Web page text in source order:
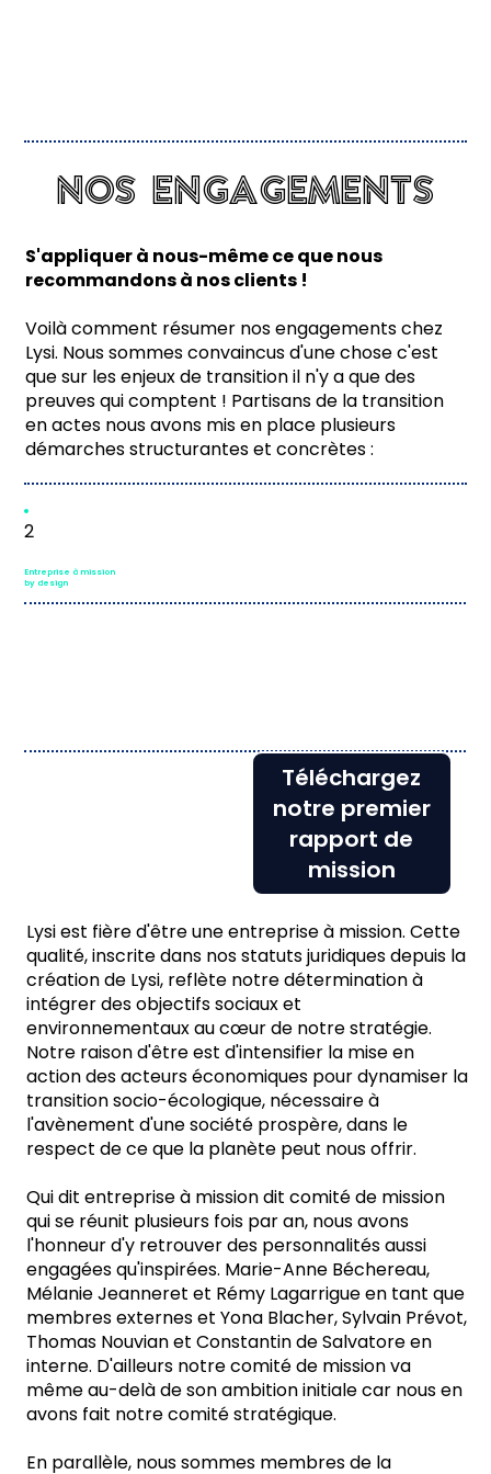
nos engagements
nos engagements
S'appliquer à nous-même ce que nous
recommandons à nos clients !
Voilà comment résumer nos engagements chez
Lysi. Nous sommes convaincus d'une chose c'est
que sur les enjeux de transition il n'y a que des
preuves qui comptent ! Partisans de la transition
en actes nous avons mis en place plusieurs
démarches structurantes et concrètes :
Entreprise à mission
by design
Téléchargez
notre premier
rapport de
mission
2
Lysi est fière d'être une entreprise à mission. Cette
qualité, inscrite dans nos statuts juridiques depuis la
création de Lysi, reflète notre détermination à
intégrer des objectifs sociaux et
environnementaux au cœur de notre stratégie.
Notre raison d'être est d'intensifier la mise en
action des acteurs économiques pour dynamiser la
transition socio-écologique, nécessaire à
l'avènement d'une société prospère, dans le
respect de ce que la planète peut nous offrir.
Qui dit entreprise à mission dit comité de mission
qui se réunit plusieurs fois par an, nous avons
l'honneur d'y retrouver des personnalités aussi
engagées qu'inspirées. Marie-Anne Béchereau,
Mélanie Jeanneret et Rémy Lagarrigue en tant que
membres externes et Yona Blacher, Sylvain Prévot,
Thomas Nouvian et Constantin de Salvatore en
interne. D'ailleurs notre comité de mission va
même au-delà de son ambition initiale car nous en
avons fait notre comité stratégique.
En parallèle, nous sommes membres de la